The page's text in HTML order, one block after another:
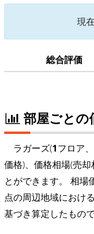
現
総合評価
部屋ごとの
ラガーズ(1フロア、
価格)、価格相場(売
とができます。 相
点の周辺地域におけ
基づき算定したもので